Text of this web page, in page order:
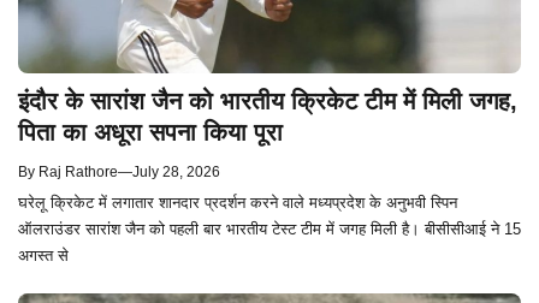
इंदौर के सारांश जैन को भारतीय क्रिकेट टीम में मिली जगह,
पिता का अधूरा सपना किया पूरा
By Raj Rathore—July 28, 2026
घरेलू क्रिकेट में लगातार शानदार प्रदर्शन करने वाले मध्यप्रदेश के अनुभवी स्पिन
ऑलराउंडर सारांश जैन को पहली बार भारतीय टेस्ट टीम में जगह मिली है। बीसीसीआई ने 15
अगस्त से